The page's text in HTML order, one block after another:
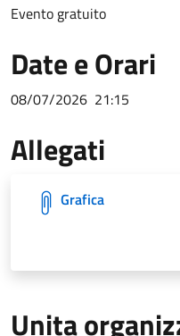
Evento gratuito
Date e Orari
08/07/2026 21:15
Allegati
Grafica
Unita